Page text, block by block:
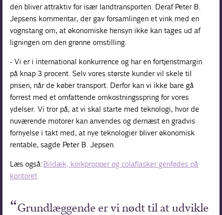
den bliver attraktiv for især landtransporten. Deraf Peter B.
Jepsens kommentar, der gav forsamlingen et vink med en
vognstang om, at økonomiske hensyn ikke kan tages ud af
ligningen om den grønne omstilling.
- Vi er i international konkurrence og har en fortjenstmargin
på knap 3 procent. Selv vores største kunder vil skele til
prisen, når de køber transport. Derfor kan vi ikke bare gå
forrest med et omfattende omkostningsspring for vores
ydelser. Vi tror på, at vi skal starte med teknologi, hvor de
nuværende motorer kan anvendes og dernæst en gradvis
fornyelse i takt med, at nye teknologier bliver økonomisk
rentable, sagde Peter B. Jepsen.
Læs også:Bildæk, korkpropper og colaflasker genfødes på
kontoret
Grundlæggende er vi nødt til at udvikle